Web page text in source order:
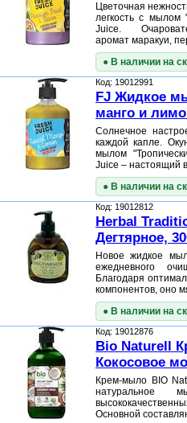
Цветочная
легкость с мылом
Juice.
аромат маракуи,
● В наличии на
Код: 19012991
FJ Жидкое
манго и
Солнечное
каждой капле.
мылом
Juice – настоящий
● В наличии на
Код: 19012812
Herbal
Дегтярное,
Новое жидкое
ежедневного
Благодаря
компонентов, оно
● В наличии на
Код: 19012876
Bio Naturell
Кокосовое
Крем-мыло BIO
натуральное
Основной